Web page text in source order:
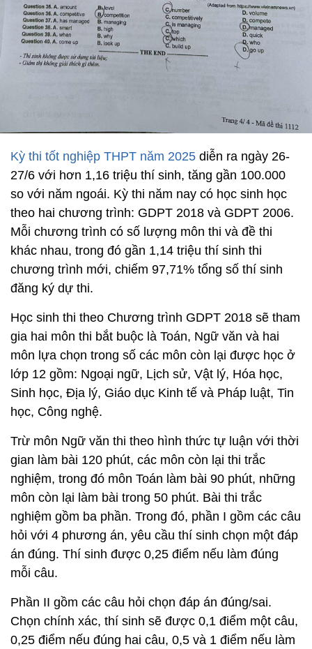
Kỳ thi tốt nghiệp THPT năm 2025 diễn ra ngày 26-
27/6 với hơn 1,16 triệu thí sinh, tăng gần 100.000
so với năm ngoái. Kỳ thi năm nay có học sinh học
theo hai chương trình: GDPT 2018 và GDPT 2006.
Mỗi chương trình có số lượng môn thi và đề thi
khác nhau, trong đó gần 1,14 triệu thí sinh thi
chương trình mới, chiếm 97,71% tổng số thí sinh
đăng ký dự thi.
Học sinh thi theo Chương trình GDPT 2018 sẽ tham
gia hai môn thi bắt buộc là Toán, Ngữ văn và hai
môn lựa chọn trong số các môn còn lại được học ở
lớp 12 gồm: Ngoại ngữ, Lịch sử, Vật lý, Hóa học,
Sinh học, Địa lý, Giáo dục Kinh tế và Pháp luật, Tin
học, Công nghệ.
Trừ môn Ngữ văn thi theo hình thức tự luận với thời
gian làm bài 120 phút, các môn còn lại thi trắc
nghiệm, trong đó môn Toán làm bài 90 phút, những
môn còn lại làm bài trong 50 phút. Bài thi trắc
nghiệm gồm ba phần. Trong đó, phần I gồm các câu
hỏi với 4 phương án, yêu cầu thí sinh chọn một đáp
án đúng. Thí sinh được 0,25 điểm nếu làm đúng
mỗi câu.
Phần II gồm các câu hỏi chọn đáp án đúng/sai.
Chọn chính xác, thí sinh sẽ được 0,1 điểm một câu,
0,25 điểm nếu đúng hai câu, 0,5 và 1 điểm nếu làm